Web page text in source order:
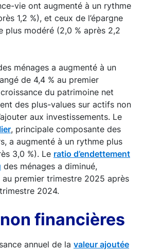
vie ont augmenté à un rythme
1,2 %), et ceux de l’épargne
plus modéré (2,0 % après 2,2
ménages a augmenté à un
de 4,4 % au premier
du patrimoine net
des plus-values sur actifs non
aux investissements. Le
, principale composante des
a augmenté à un rythme plus
3,0 %). Le ratio d’endettement
des ménages a diminué,
au premier trimestre 2025 après
2024.
financières
annuel de la valeur ajoutée